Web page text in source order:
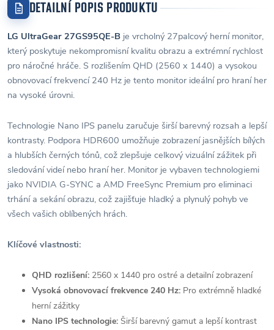
DETAILNÍ POPIS PRODUKTU
LG UltraGear 27GS95QE-B je vrcholný 27palcový herní monitor,
který poskytuje nekompromisní kvalitu obrazu a extrémní rychlost
pro náročné hráče. S rozlišením QHD (2560 x 1440) a vysokou
obnovovací frekvencí 240 Hz je tento monitor ideální pro hraní her
na vysoké úrovni.
Technologie Nano IPS panelu zaručuje širší barevný rozsah a lepší
kontrasty. Podpora HDR600 umožňuje zobrazení jasnějších bílých
a hlubších černých tónů, což zlepšuje celkový vizuální zážitek při
sledování videí nebo hraní her. Monitor je vybaven technologiemi
jako NVIDIA G-SYNC a AMD FreeSync Premium pro eliminaci
trhání a sekání obrazu, což zajišťuje hladký a plynulý pohyb ve
všech vašich oblíbených hrách.
Klíčové vlastnosti:
QHD rozlišení: 2560 x 1440 pro ostré a detailní zobrazení
Vysoká obnovovací frekvence 240 Hz: Pro extrémně hladké
herní zážitky
Nano IPS technologie: Širší barevný gamut a lepší kontrast